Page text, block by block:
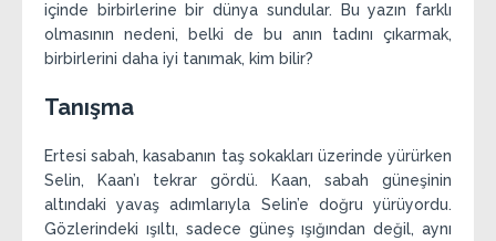
içinde birbirlerine bir dünya sundular. Bu yazın farklı
olmasının nedeni, belki de bu anın tadını çıkarmak,
birbirlerini daha iyi tanımak, kim bilir?
Tanışma
Ertesi sabah, kasabanın taş sokakları üzerinde yürürken
Selin, Kaan’ı tekrar gördü. Kaan, sabah güneşinin
altındaki yavaş adımlarıyla Selin’e doğru yürüyordu.
Gözlerindeki ışıltı, sadece güneş ışığından değil, aynı